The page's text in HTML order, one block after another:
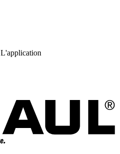
L'application